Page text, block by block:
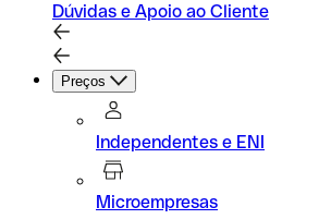
Dúvidas e Apoio ao Cliente
Preços
Independentes e ENI
Microempresas